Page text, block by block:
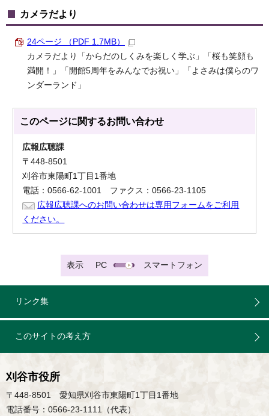
カメラだより
24ページ （PDF 1.7MB）
カメラだより「からだのしくみを楽しく学ぶ」「桜も笑顔も
満開！」「開館5周年をみんなでお祝い」「よさみは僕らのワ
ンダーランド」
このページに関するお問い合わせ
広報広聴課
〒448-8501
刈谷市東陽町1丁目1番地
電話：0566-62-1001 ファクス：0566-23-1105
広報広聴課へのお問い合わせは専用フォームをご利用
ください。
表示 PC スマートフォン
リンク集
このサイトの考え方
刈谷市役所
〒448-8501 愛知県刈谷市東陽町1丁目1番地
電話番号：0566-23-1111（代表）